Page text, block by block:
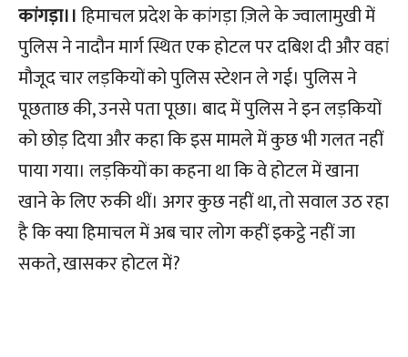
कांगड़ा।।हिमाचल प्रदेश के कांगड़ा ज़िले के ज्वालामुखी में
पुलिस ने नादौन मार्ग स्थित एक होटल पर दबिश दी और वहां
मौजूद चार लड़कियों को पुलिस स्टेशन ले गई। पुलिस ने
पूछताछ की, उनसे पता पूछा। बाद में पुलिस ने इन लड़कियों
को छोड़ दिया और कहा कि इस मामले में कुछ भी गलत नहीं
पाया गया। लड़कियों का कहना था कि वे होटल में खाना
खाने के लिए रुकी थीं। अगर कुछ नहीं था, तो सवाल उठ रहा
है कि क्या हिमाचल में अब चार लोग कहीं इकट्ठे नहीं जा
सकते, खासकर होटल में?